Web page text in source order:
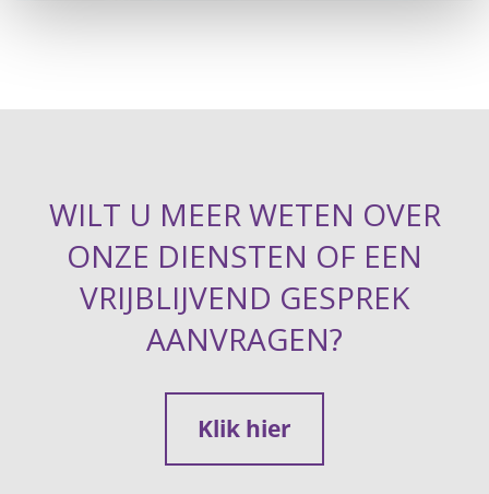
WILT U MEER WETEN OVER
ONZE DIENSTEN OF EEN
VRIJBLIJVEND GESPREK
AANVRAGEN?
Klik hier